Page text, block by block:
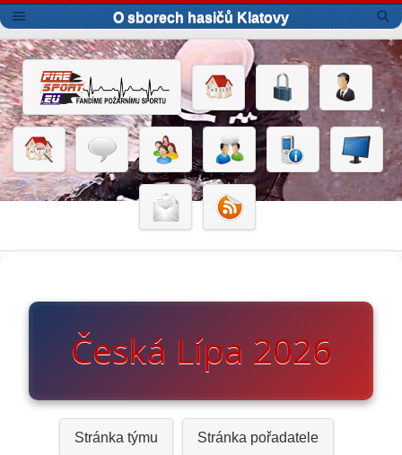
O sborech hasičů Klatovy
Česká Lípa 2026
Stránka týmu Stránka pořadatele